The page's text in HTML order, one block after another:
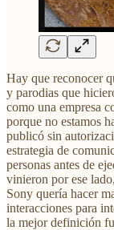
Hay que reconocer
y parodias que
como una empresa
porque no estamos
publicó sin
estrategia de
personas antes de
vinieron por ese
Sony quería hacer
interacciones para
la mejor definición